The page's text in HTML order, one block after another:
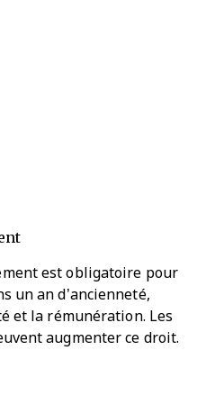
est obligatoire pour
un an d’ancienneté,
et la rémunération. Les
augmenter ce droit.